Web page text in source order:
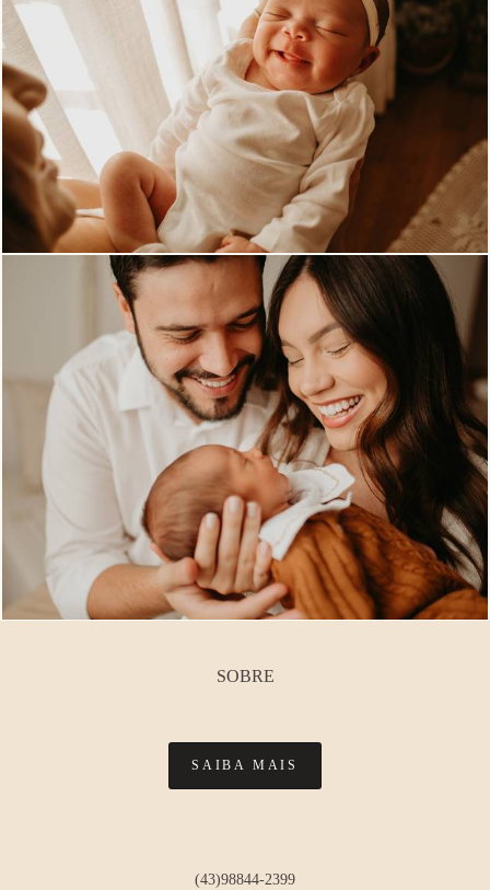
SOBRE
SAIBA MAIS
(43)98844-2399